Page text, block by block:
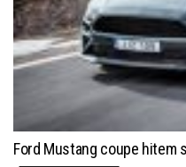
Ford Mustang coupe hitem